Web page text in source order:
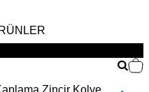
Zincir Kolye